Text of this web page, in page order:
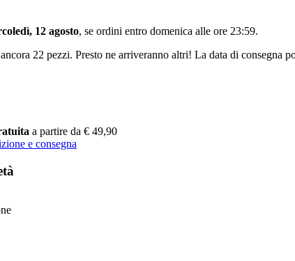
12 agosto, se ordini entro domenica alle ore 23:59.
22 pezzi. Presto ne arriveranno altri! La data di consegna
a partire da € 49,90
e consegna